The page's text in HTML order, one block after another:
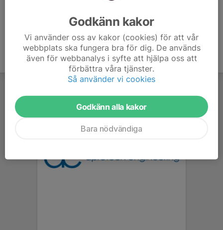
Godkänn kakor
Vi använder oss av kakor (cookies) för att vår
webbplats ska fungera bra för dig. De används
även för webbanalys i syfte att hjälpa oss att
förbättra våra tjänster.
Så använder vi cookies
Godkänn alla kakor
Bara nödvändiga